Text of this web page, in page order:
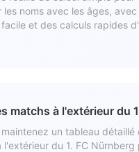
les noms avec les âges,
et des calculs rapides
matchs à l'extérieur du
2025/26 Modèle
un tableau détaillé
l'extérieur du 1. FC Nürnberg